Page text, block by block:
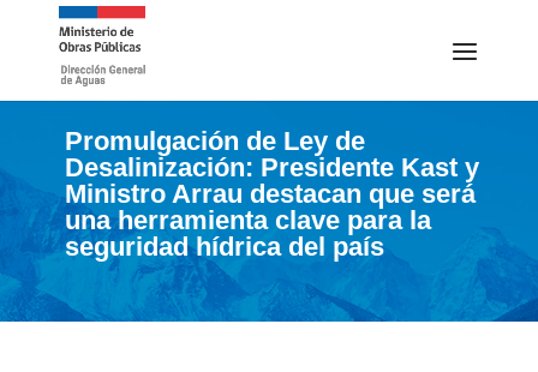
Promulgación de Ley de
Desalinización: Presidente Kast y
Ministro Arrau destacan que será
una herramienta clave para la
seguridad hídrica del país